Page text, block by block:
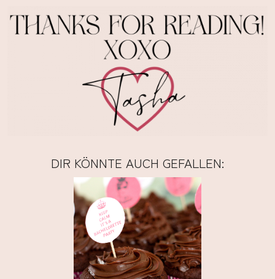
DIR KÖNNTE AUCH GEFALLEN: